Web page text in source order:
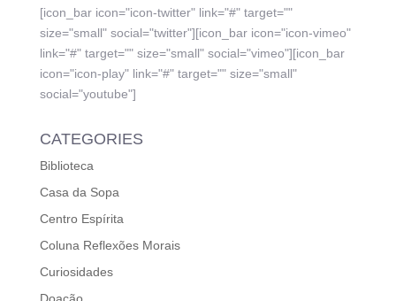
[icon_bar icon="icon-twitter" link="#" target=""
size="small" social="twitter"][icon_bar icon="icon-vimeo"
link="#" target="" size="small" social="vimeo"][icon_bar
icon="icon-play" link="#" target="" size="small"
social="youtube"]
CATEGORIES
Biblioteca
Casa da Sopa
Centro Espírita
Coluna Reflexões Morais
Curiosidades